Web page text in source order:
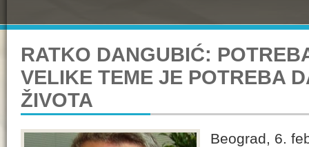
RATKO DANGUBIĆ:
VELIKE TEME JE POTREBA
ŽIVOTA
Beograd, 6.